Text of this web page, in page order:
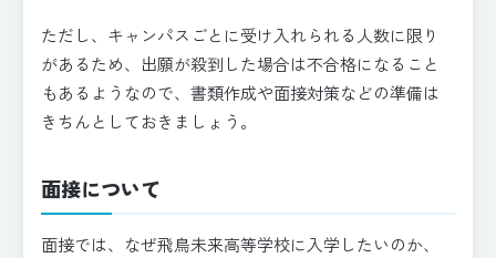
ただし、キャンパスごとに受け入れられる人数に限り
があるため、出願が殺到した場合は不合格になること
もあるようなので、書類作成や面接対策などの準備は
きちんとしておきましょう。
面接について
面接では、なぜ飛鳥未来高等学校に入学したいのか、